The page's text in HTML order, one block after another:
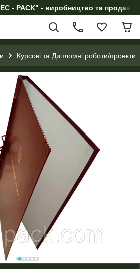
- PACK" - виробництво та продаж
Курсові та Дипломні роботи/проекти